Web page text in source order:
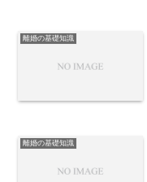
離婚の基礎知識
離婚の基礎知識